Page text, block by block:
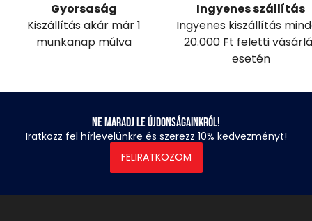
Gyorsaság
Kiszállítás akár már 1
munkanap múlva
Ingyenes szállítás
Ingyenes kiszállítás
20.000 Ft feletti
esetén
Ne maradj le újdonságainkról!
Iratkozz fel hírlevelünkre és szerezz 10% kedvezményt!
FELIRATKOZOM